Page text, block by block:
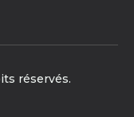
réservés.